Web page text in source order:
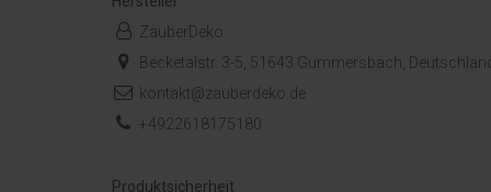
ZauberDeko
Becketalstr. 3-5, 51643 Gummersbach,
kontakt@zauberdeko.de
+4922618175180
Produktsicherheit